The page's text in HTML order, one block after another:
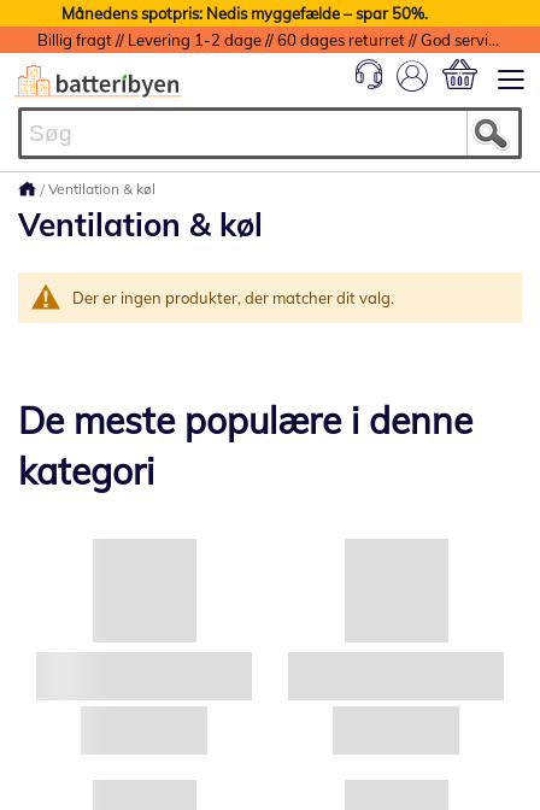
Månedens spotpris: Nedis myggefælde – spar 50%.
Billig fragt // Levering 1-2 dage // 60 dages returret // God service med garanti
Ventilation & køl
Ventilation & køl
Der er ingen produkter, der matcher dit valg.
De meste populære i denne
kategori